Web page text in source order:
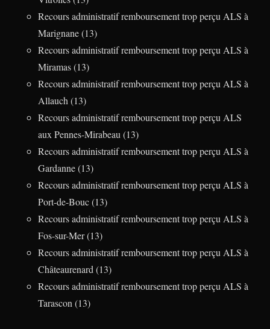
Recours administratif remboursement trop perçu ALS à
Marignane (13)
Recours administratif remboursement trop perçu ALS à
Miramas (13)
Recours administratif remboursement trop perçu ALS à
Allauch (13)
Recours administratif remboursement trop perçu ALS
aux Pennes-Mirabeau (13)
Recours administratif remboursement trop perçu ALS à
Gardanne (13)
Recours administratif remboursement trop perçu ALS à
Port-de-Bouc (13)
Recours administratif remboursement trop perçu ALS à
Fos-sur-Mer (13)
Recours administratif remboursement trop perçu ALS à
Châteaurenard (13)
Recours administratif remboursement trop perçu ALS à
Tarascon (13)